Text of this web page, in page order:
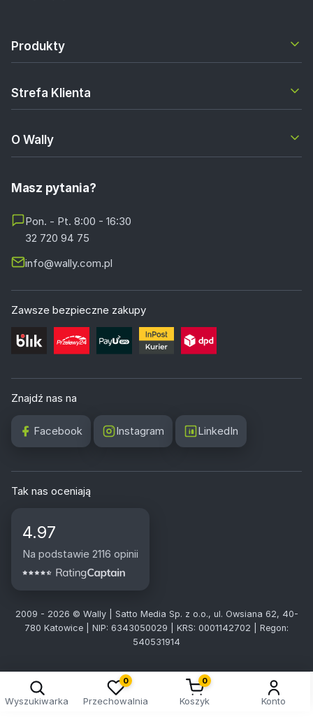
Produkty
Strefa Klienta
O Wally
Masz pytania?
Pon. - Pt. 8:00 - 16:30
32 720 94 75
info@wally.com.pl
Zawsze bezpieczne zakupy
Znajdź nas na
Facebook Instagram LinkedIn
Tak nas oceniają
4.97
Na podstawie 2116 opinii
2009 - 2026 © Wally | Satto Media Sp. z o.o., ul. Owsiana 62, 40-
780 Katowice | NIP: 6343050029 | KRS: 0001142702 | Regon:
540531914
Wyszukiwarka
0
Przechowalnia
0
Koszyk Konto